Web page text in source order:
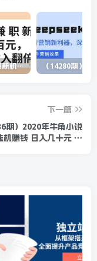
百度问一问兼职新机遇，单号日赚百元，批量操作收入翻倍
下一篇
期）2020年牛角小说
机赚钱 日入几十元 模